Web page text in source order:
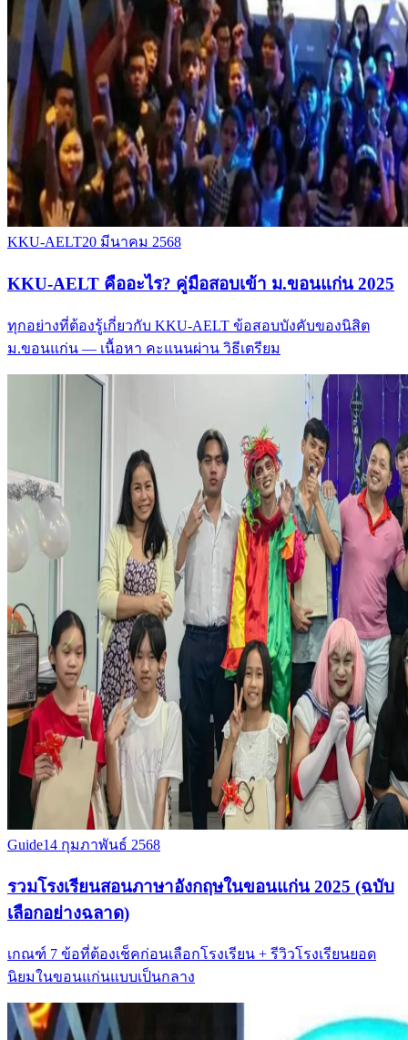
KKU-AELT20 มีนาคม 2568
KKU-AELT คืออะไร? คู่มือสอบเข้า ม.ขอนแก่น 2025
ทุกอย่างที่ต้องรู้เกี่ยวกับ KKU-AELT ข้อสอบบังคับของนิสิต
ม.ขอนแก่น — เนื้อหา คะแนนผ่าน วิธีเตรียม
Guide14 กุมภาพันธ์ 2568
รวมโรงเรียนสอนภาษาอังกฤษในขอนแก่น 2025 (ฉบับ
เลือกอย่างฉลาด)
เกณฑ์ 7 ข้อที่ต้องเช็คก่อนเลือกโรงเรียน + รีวิวโรงเรียนยอด
นิยมในขอนแก่นแบบเป็นกลาง